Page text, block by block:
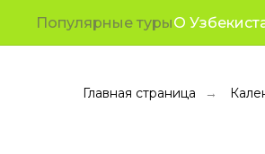
Туры
в
Бухару
Популярные турыО
Главная страница →